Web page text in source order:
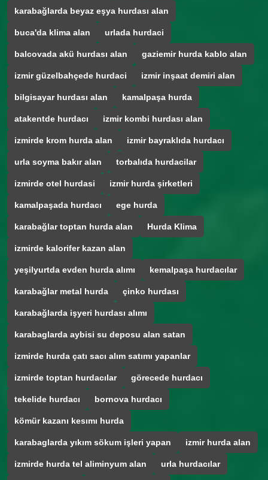
karabağlarda beyaz eşya hurdası alan
buca'da klima alan urlada hurdaci
balcovada akü hurdası alan gaziemir hurda kablo alan
izmir güzelbahçede hurdaci izmir inşaat demiri alan
bilgisayar hurdası alan kamalpaşa hurda
atakentde hurdacı izmir kombi hurdası alan
izmirde krom hurda alan izmir bayraklıda hurdacı
urla soyma bakır alan torbalıda hurdacilar
izmirde otel hurdasi izmir hurda şirketleri
kamalpaşada hurdacı ege hurda
karabağlar toptan hurda alan Hurda Klima
izmirde kalorifer kazan alan
yeşilyurtda evden hurda alımı kemalpaşa hurdacılar
karabağlar metal hurda çinko hurdası
karabağlarda işyeri hurdası alımı
karabaglarda aybisi su deposu alan satan
izmirde hurda çatı sacı alım satımı yapanlar
izmirde toptan hurdacılar görecede hurdacı
tekelide hurdacı bornova hurdacı
kömür kazanı kesımı hurda
karabaglarda yıkım sökum işleri yapan izmir hurda alan
izmirde hurda tel aliminyum alan urla hurdacılar